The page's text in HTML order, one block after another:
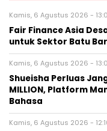
Kamis, 6 Agustus 2026 -
Fair Finance Asia
untuk Sektor Batu
Kamis, 6 Agustus 2026 -
Shueisha Perluas
MILLION, Platform
Bahasa
Kamis, 6 Agustus 2026 -